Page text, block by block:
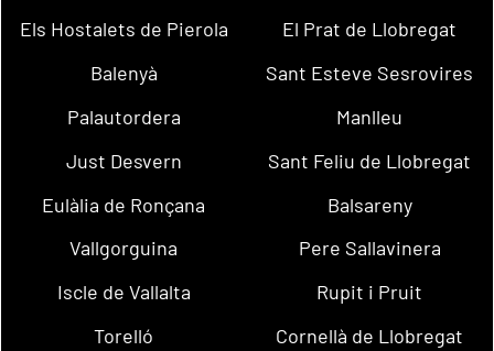
Els Hostalets de Pierola
El Prat de Llobregat
Balenyà
Sant Esteve Sesrovires
Palautordera
Manlleu
Just Desvern
Sant Feliu de Llobregat
Eulàlia de Ronçana
Balsareny
Vallgorguina
Pere Sallavinera
Iscle de Vallalta
Rupit i Pruit
Torelló
Cornellà de Llobregat